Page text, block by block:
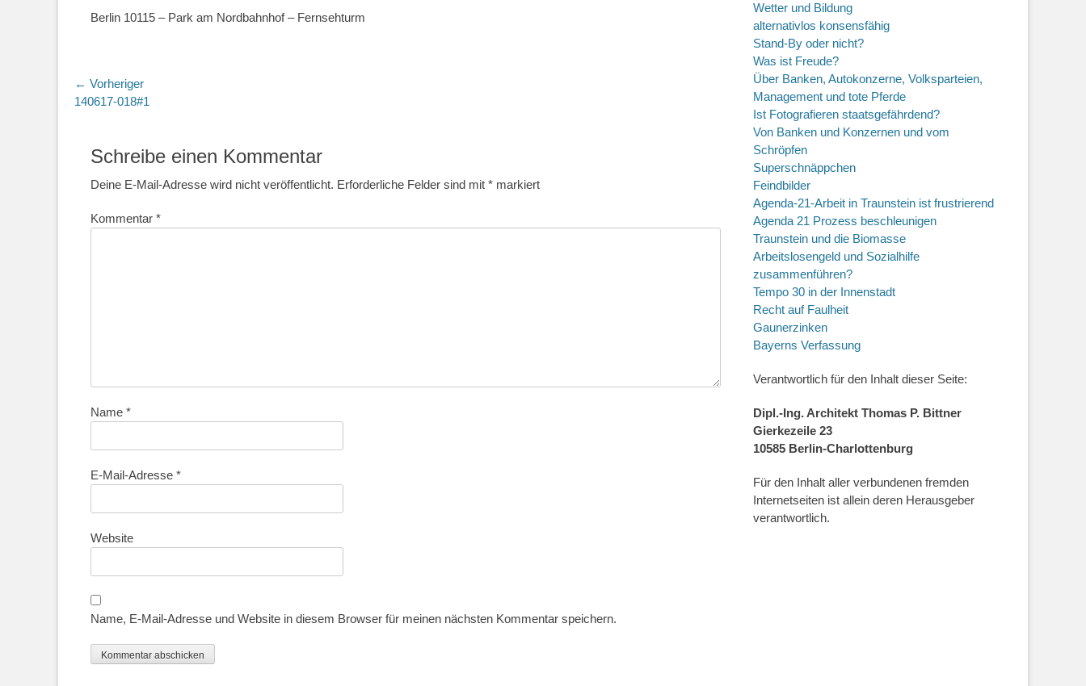
Berlin 10115 – Park am Nordbahnhof – Fernsehturm
Beitragsnavigation
← Vorheriger
Vorheriger
140617-018#1
Schreibe einen Kommentar
Deine E-Mail-Adresse wird nicht veröffentlicht. Erforderliche Felder sind mit * markiert
Kommentar *
Name *
E-Mail-Adresse *
Website
Name, E-Mail-Adresse und Website in diesem Browser für meinen nächsten Kommentar speichern.
Wetter und Bildung
alternativlos konsensfähig
Stand-By oder nicht?
Was ist Freude?
Über Banken, Autokonzerne, Volksparteien,
Management und tote Pferde
Ist Fotografieren staatsgefährdend?
Von Banken und Konzernen und vom
Schröpfen
Superschnäppchen
Feindbilder
Agenda-21-Arbeit in Traunstein ist frustrierend
Agenda 21 Prozess beschleunigen
Traunstein und die Biomasse
Arbeitslosengeld und Sozialhilfe
zusammenführen?
Tempo 30 in der Innenstadt
Recht auf Faulheit
Gaunerzinken
Bayerns Verfassung
Verantwortlich für den Inhalt dieser Seite:
Dipl.-Ing. Architekt Thomas P. Bittner
Gierkezeile 23
10585 Berlin-Charlottenburg
Für den Inhalt aller verbundenen fremden
Internetseiten ist allein deren Herausgeber
verantwortlich.